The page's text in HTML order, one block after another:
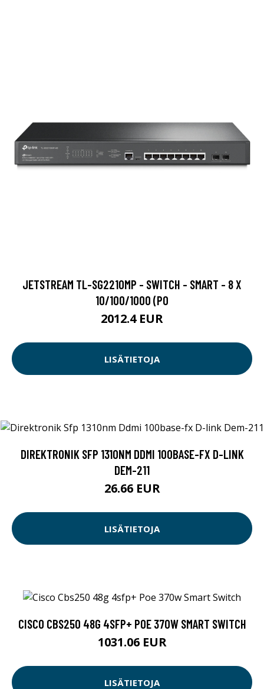
JETSTREAM TL-SG2210MP - SWITCH - SMART - 8 X
10/100/1000 (PO
2012.4 EUR
LISÄTIETOJA
DIREKTRONIK SFP 1310NM DDMI 100BASE-FX D-LINK
DEM-211
26.66 EUR
LISÄTIETOJA
CISCO CBS250 48G 4SFP+ POE 370W SMART SWITCH
1031.06 EUR
LISÄTIETOJA